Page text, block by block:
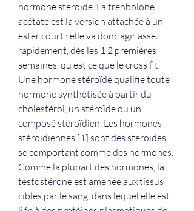
hormone stéroïde. La trenbolone
acétate est la version attachée à un
ester court : elle va donc agir assez
rapidement, dès les 1 2 premières
semaines, qu est ce que le cross fit.
Une hormone stéroïde qualifie toute
hormone synthétisée à partir du
cholestérol, un stéroïde ou un
composé stéroïdien. Les hormones
stéroïdiennes [1] sont des stéroïdes
se comportant comme des hormones.
Comme la plupart des hormones, la
testostérone est amenée aux tissus
cibles par le sang, dans lequel elle est